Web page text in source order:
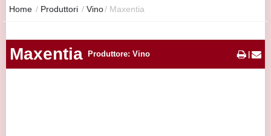
Home / Produttori / Vino/ Maxentia
Maxentia Produttore: Vino |